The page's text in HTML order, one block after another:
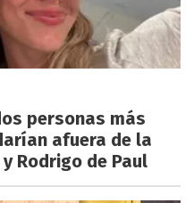
personas más
afuera de la
Rodrigo de Paul